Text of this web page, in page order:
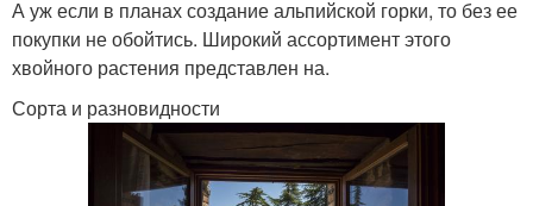
А уж если в планах создание альпийской горки, то без ее
покупки не обойтись. Широкий ассортимент этого
хвойного растения представлен на.
Сорта и разновидности